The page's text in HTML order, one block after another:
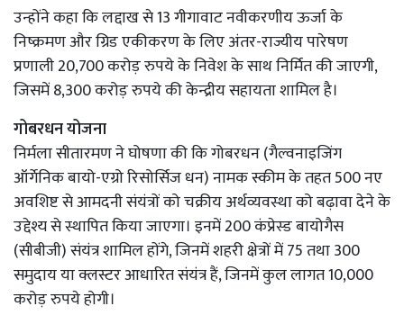
उन्होंने कहा कि लद्दाख से 13 गीगावाट नवीकरणीय ऊर्जा के
निष्क्रमण और ग्रिड एकीकरण के लिए अंतर-राज्यीय पारेषण
प्रणाली 20,700 करोड़ रुपये के निवेश के साथ निर्मित की जाएगी,
जिसमें 8,300 करोड़ रुपये की केन्द्रीय सहायता शामिल है।
गोबरधन योजना
निर्मला सीतारमण ने घोषणा की कि गोबरधन (गैल्वनाइजिंग
ऑर्गेनिक बायो-एग्रो रिसोर्सिज धन) नामक स्कीम के तहत 500 नए
अवशिष्ट से आमदनी संयंत्रों को चक्रीय अर्थव्यवस्था को बढ़ावा देने के
उद्देश्य से स्थापित किया जाएगा। इनमें 200 कंप्रेस्ड बायोगैस
(सीबीजी) संयंत्र शामिल होंगे, जिनमें शहरी क्षेत्रों में 75 तथा 300
समुदाय या क्लस्टर आधारित संयंत्र हैं, जिनमें कुल लागत 10,000
करोड़ रुपये होगी।